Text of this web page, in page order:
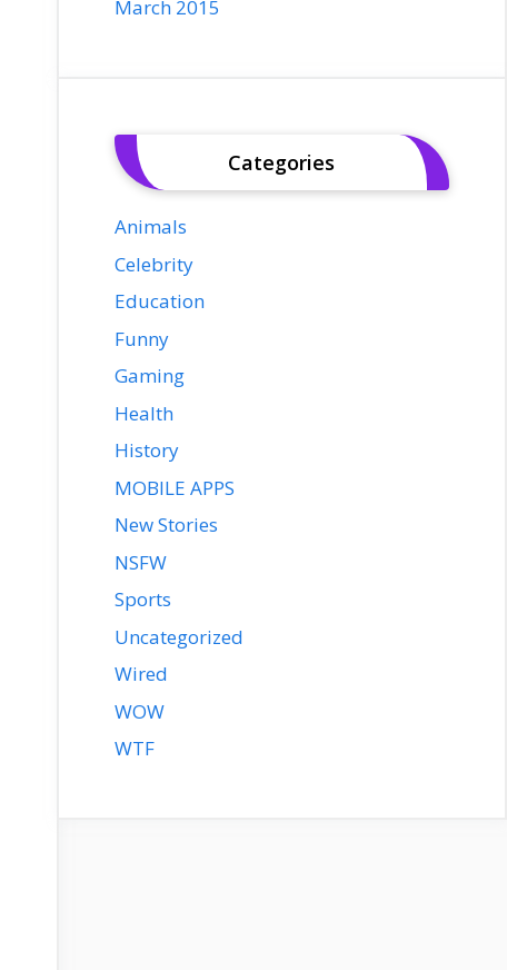
March 2015
Categories
Animals
Celebrity
Education
Funny
Gaming
Health
History
MOBILE APPS
New Stories
NSFW
Sports
Uncategorized
Wired
WOW
WTF